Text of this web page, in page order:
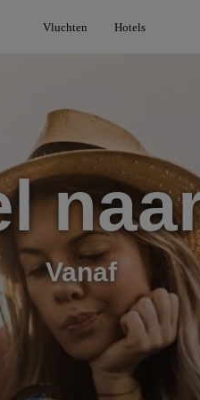
Vluchten Hotels
Vanaf